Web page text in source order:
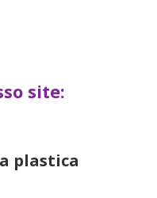
site:
plastica